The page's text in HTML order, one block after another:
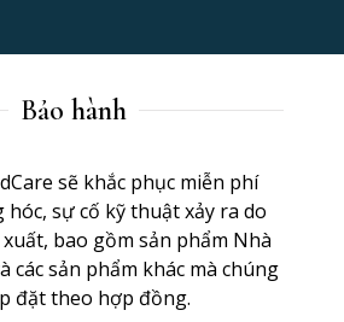
Bảo hành
sẽ khắc phục miễn phí
sự cố kỹ thuật xảy ra do
bao gồm sản phẩm Nhà
các sản phẩm khác mà chúng
đặt theo hợp đồng.